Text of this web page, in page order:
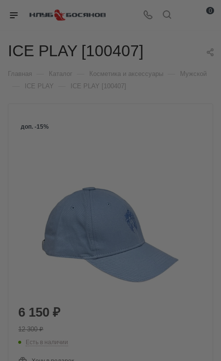
0
ICE PLAY [100407]
Главная Каталог Косметика и аксессуары Мужской
ICE PLAY ICE PLAY [100407]
доп. -15%
6 150 ₽
12 300₽
Есть в наличии